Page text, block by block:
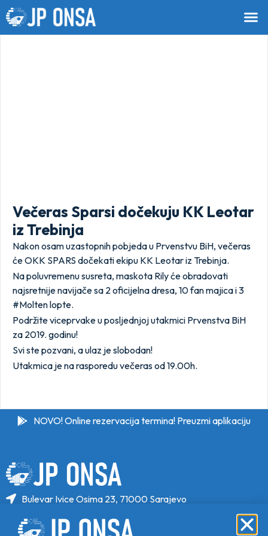
Večeras Sparsi dočekuju KK Leotar
iz Trebinja
Nakon osam uzastopnih pobjeda u Prvenstvu BiH, večeras
će OKK SPARS dočekati ekipu KK Leotar iz Trebinja.
Na poluvremenu susreta, maskota Rily će obradovati
najsretnije navijače sa 2 oficijelna dresa, 10 fan majica i 3
#Molten lopte.
Podržite viceprvake u posljednjoj utakmici Prvenstva BiH
za 2019. godinu!
Svi ste pozvani, a ulaz je slobodan!
Utakmica je na rasporedu večeras od 19.00h.
NOVO! Online rezervacija termina! Preuzmi aplikaciju
Bulevar Ivice Osima 23, 71000 Sarajevo
+387 33 646 471